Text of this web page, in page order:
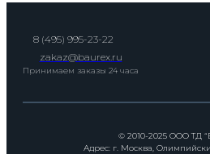
8 (495) 995-23-22
zakaz@baurex.ru
Принимаем заказы 24 часа
© 2010-2025 ООО ТД
Адрес: г. Москва,